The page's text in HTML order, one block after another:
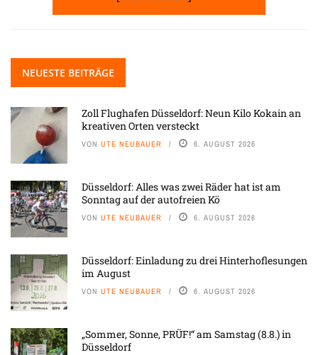
NEUESTE BEITRÄGE
Zoll Flughafen Düsseldorf: Neun Kilo Kokain an
kreativen Orten versteckt
VON UTE NEUBAUER 6. AUGUST 2026
Düsseldorf: Alles was zwei Räder hat ist am
Sonntag auf der autofreien Kö
VON UTE NEUBAUER 6. AUGUST 2026
Düsseldorf: Einladung zu drei Hinterhoflesungen
im August
VON UTE NEUBAUER 6. AUGUST 2026
„Sommer, Sonne, PRÜF!“ am Samstag (8.8.) in
Düsseldorf